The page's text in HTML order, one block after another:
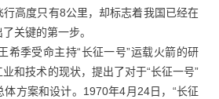
行高度只有8公里，却标志着我国已经在
关键的第一步。
希季受命主持“长征一号”运载火箭的研
和技术的现状，提出了对于“长征一号”
方案和设计。1970年4月24日，“长征